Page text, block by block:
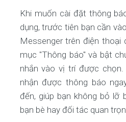
Khi muốn cài đặt thông
dụng, trước tiên bạn cần
Messenger trên điện thoại
mục "Thông báo" và bật
nhắn vào vị trí được
nhận được thông báo
đến, giúp bạn không bỏ lỡ
bạn bè hay đối tác quan